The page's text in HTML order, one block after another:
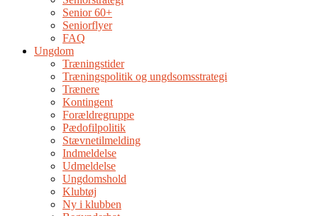
Senior 60+
Seniorflyer
FAQ
Ungdom
Træningstider
Træningspolitik og ungdsomsstrategi
Trænere
Kontingent
Forældregruppe
Pædofilpolitik
Stævnetilmelding
Indmeldelse
Udmeldelse
Ungdomshold
Klubtøj
Ny i klubben